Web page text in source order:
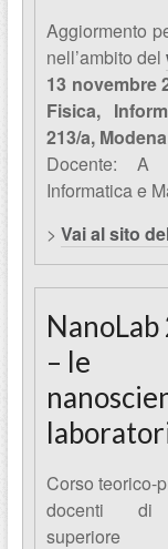
Aggiormento
nell’ambito del
13 novembre
Fisica,
213/a, Modena
Docente: A
Informatica e
> Vai al sito
– le
Corso teorico-
docenti di
superiore